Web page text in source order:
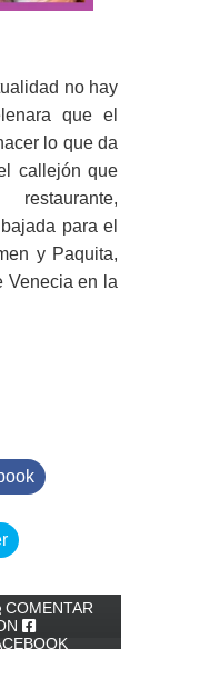
no hay
que el
lo que da
callejón que
para el
y Paquita,
Venecia en la
COMENTAR